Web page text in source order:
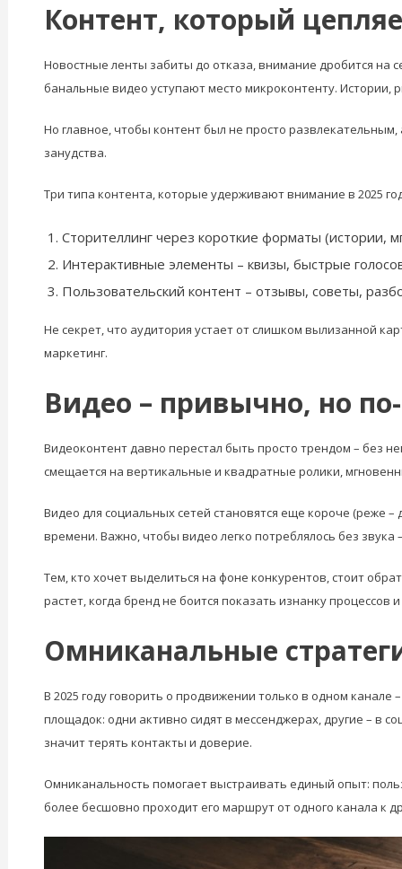
Контент, который
Новостные ленты забиты до отказа, внимание дробится на
банальные видео уступают место микроконтенту. Истории,
Но главное, чтобы контент был не просто
занудства.
Три типа контента, которые удерживают внимание в 2025
Сторителлинг через короткие форматы (истории,
Интерактивные элементы – квизы, быстрые
Пользовательский контент – отзывы, советы,
Не секрет, что аудитория устает от слишком вылизанной
маркетинг.
Видео – привычно, но
Видеоконтент давно перестал быть просто трендом – без
смещается на вертикальные и квадратные ролики,
Видео для социальных сетей становятся еще короче (реже
времени. Важно, чтобы видео легко потреблялось без
Тем, кто хочет выделиться на фоне конкурентов, стоит
растет, когда бренд не боится показать изнанку
Омниканальные
В 2025 году говорить о продвижении только в одном канале
площадок: одни активно сидят в мессенджерах, другие – в
значит терять контакты и доверие.
Омниканальность помогает выстраивать единый опыт:
более бесшовно проходит его маршрут от одного канала к